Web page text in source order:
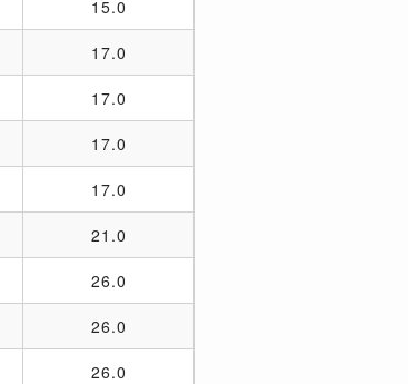
15.0
17.0
17.0
17.0
17.0
21.0
26.0
26.0
26.0